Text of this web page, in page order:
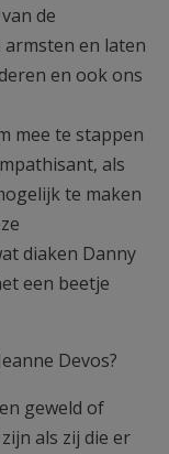
de
armsten en laten
en ook ons
mee te stappen
als
te maken
diaken Danny
een beetje
Devos?
geweld of
als zij die er